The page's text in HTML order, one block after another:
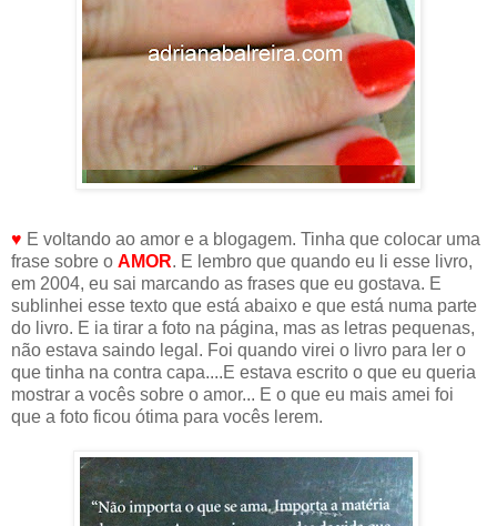
♥ E voltando ao amor e a blogagem. Tinha que colocar uma
frase sobre o AMOR. E lembro que quando eu li esse livro,
em 2004, eu sai marcando as frases que eu gostava. E
sublinhei esse texto que está abaixo e que está numa parte
do livro. E ia tirar a foto na página, mas as letras pequenas,
não estava saindo legal. Foi quando virei o livro para ler o
que tinha na contra capa....E estava escrito o que eu queria
mostrar a vocês sobre o amor... E o que eu mais amei foi
que a foto ficou ótima para vocês lerem.